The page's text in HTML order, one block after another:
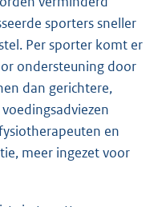
sporters sneller
Per sporter komt er
ondersteuning door
dan gerichtere,
en
meer ingezet voor